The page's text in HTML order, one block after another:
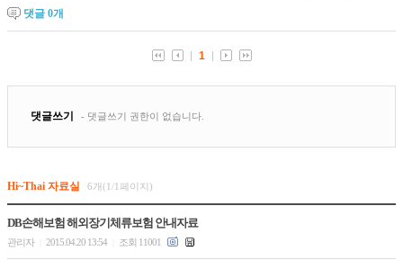
댓글 0개
Hi~Thai 자료실 6개(1/1페이지)
DB손해보험 해외장기체류보험 안내자료
관리자 2015.04.20 13:54 조회 11001